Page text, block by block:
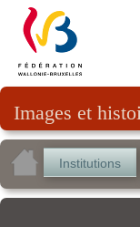
Images et
Institutions